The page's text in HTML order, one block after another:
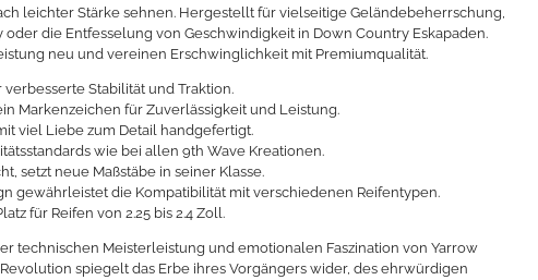
leichter Stärke sehnen. Hergestellt für vielseitige Geländebeherrschung,
oder die Entfesselung von Geschwindigkeit in Down Country Eskapaden.
neu und vereinen Erschwinglichkeit mit Premiumqualität.
Stabilität und Traktion.
Markenzeichen für Zuverlässigkeit und Leistung.
viel Liebe zum Detail handgefertigt.
wie bei allen 9th Wave Kreationen.
setzt neue Maßstäbe in seiner Klasse.
gewährleistet die Kompatibilität mit verschiedenen Reifentypen.
für Reifen von 2.25 bis 2.4 Zoll.
technischen Meisterleistung und emotionalen Faszination von Yarrow
spiegelt das Erbe ihres Vorgängers wider, des ehrwürdigen